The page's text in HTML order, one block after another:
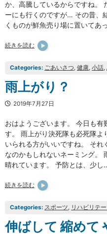
か、高騰しているからですね。
ーにも行くのですが… その昔、
くものが鮮魚売り場に置いてあ
続きを読む
Categories: ごあいさつ, 健康, 小話,
雨上がり？
2019年7月27日
おはようございます。 今日も有
す。 雨上がり決死隊も必死隊よ
いられる方がいいですね。 それ
なのかもしれないネーミング。
晴れています。 予防とは、少し
続きを読む
Categories: スポーツ, リハビリテ
伸ばして 縮めて